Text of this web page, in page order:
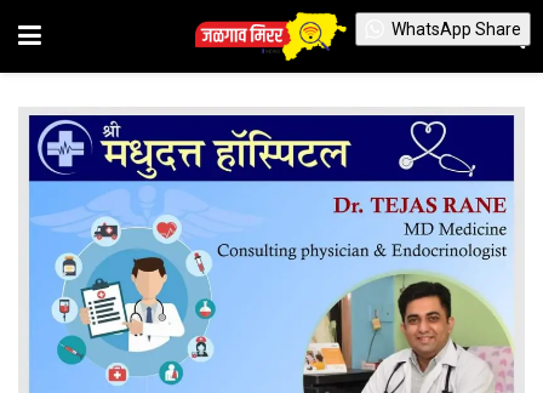
WhatsApp Share